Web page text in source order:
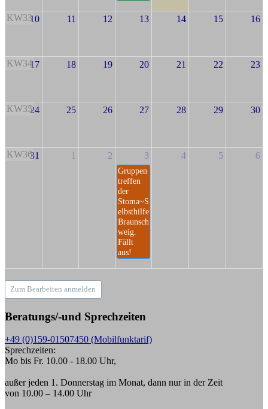
KW3310 11 12 13 14 15 16
KW3417 18 19 20 21 22 23
KW3524 25 26 27 28 29 30
KW3631 1 2 3
Gruppen
treffen
der
Stoma~S
elbsthilfe
Braunsch
weig.
Fällt
aus!
4 5 6
Zum Bearbeiten anmelden
Beratungs/-und Sprechzeiten
+49 (0)159-01507450 (Mobilfunktarif)
Sprechzeiten:
Mo bis Fr. 10.00 - 18.00 Uhr,
außer jeden 1. Donnerstag im Monat, dann nur in der Zeit
von 10.00 – 14.00 Uhr